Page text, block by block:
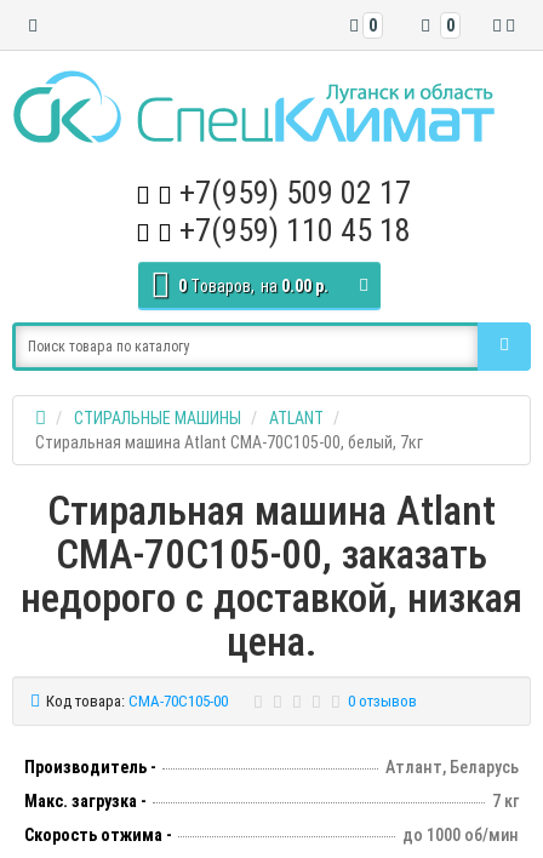
0
0
+7(959) 509 02 17
+7(959) 110 45 18
0 Tоваров, на 0.00 р.
СТИРАЛЬНЫЕ МАШИНЫ
ATLANT
Стиральная машина Atlant СМА-70С105-00, белый, 7кг
Стиральная машина Atlant
СМА-70С105-00, заказать
недорого с доставкой, низкая
цена.
Код товара: СМА-70С105-00 0 отзывов
Производитель -
Атлант, Беларусь
Макс. загрузка -
7 кг
Скорость отжима -
до 1000 об/мин